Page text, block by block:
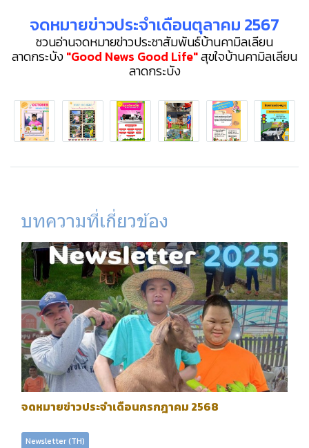
จดหมายข่าวประจำเดือนตุลาคม 2567
️ชวนอ่านจดหมายข่าวประชาสัมพันธ์บ้านคามิลเลียน
ลาดกระบัง"Good News Good Life"️️สุขใจบ้านคามิลเลียน
ลาดกระบัง️
บทความที่เกี่ยวข้อง
จดหมายข่าวประจำเดือนกรกฎาคม 2568
Newsletter (TH)